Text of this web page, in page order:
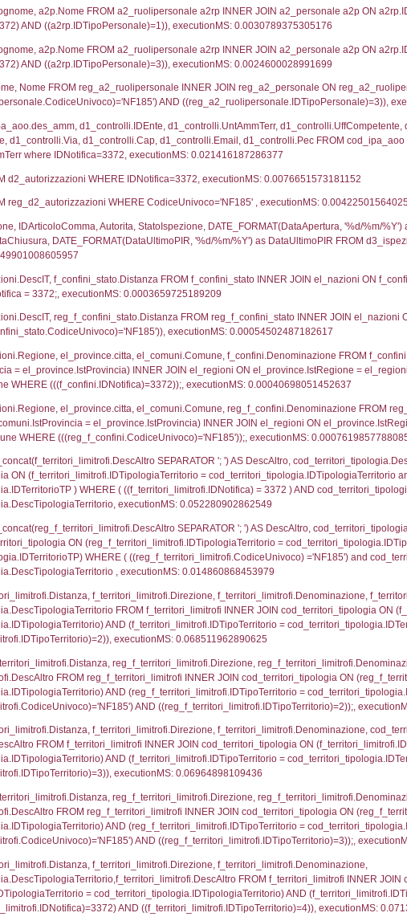
sql: SELECT COUNT(*) FROM `userlevels` WHERE
sql: SELECT `userlevelid`, `userlevelname` FROM
sql: SELECT COUNT(*) FROM `userlevelpermissions`
sql: SELECT `tablename`, `userlevelid`, `permission`
sql: SELECT a1.RagioneSociale, el_com.Comune as
n.DataFileNotificaZip FROM notifica n LEFT JOIN
n.CodiceUnivoco LEFT JOIN el_comuni AS el_com ON
WHERE n.IDNotifica = 3372;, executionMS:
sql: SELECT a1_stabilimento.*, el_comuni.Comune as
ComuneSL, el_province_1.citta as ProvinciaSL,
el_comuni.IstComune) LEFT JOIN el_province ON
el_regioni.IstRegione) LEFT JOIN el_comuni AS
a1_stabilimento.IstProvinciaSL =
IDNotifica=3372, executionMS: 0.00052618980407715
sql: SELECT reg_a1_stabilimento.*, el_comuni.Comune
ComuneSL, el_province_1.citta as ProvinciaSL,
ON reg_a1_stabilimento.RegioneStab =
LEFT JOIN el_province AS el_province_1 ON
sql: SELECT a2p.Cognome, a2p.Nome FROM
(((a2p.IDNotifica)=3372) AND ((a2rp.IDTipoPersonale)=1)),
sql: SELECT a2p.Cognome, a2p.Nome FROM
(((a2p.IDNotifica)=3372) AND ((a2rp.IDTipoPersonale)=3)),
sql: SELECT Cognome, Nome FROM
WHERE (((reg_a2_personale.CodiceUnivoco)='NF185')
sql: SELECT cod_ipa_aoo.des_amm, d1_controlli.IDEnte,
d1_controlli.Comune, d1_controlli.Via, d1_controlli.Cap,
d1_controlli.UntAmmTerr where IDNotifica=3372,
sql: SELECT * FROM d2_autorizzazioni WHERE
sql: SELECT * FROM reg_d2_autorizzazioni WHERE
sql: SELECT Ispezione, IDArticoloComma, Autorita,
'%d/%m/%Y') as DataChiusura,